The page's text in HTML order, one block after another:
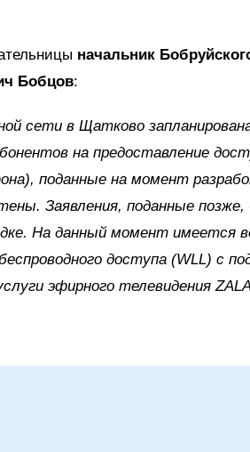
начальник
Бобцов:
сети в Щатково
на предоставление
поданные на момент
Заявления, поданные
На данный момент имеется
доступа (WLL) с
эфирного телевидения